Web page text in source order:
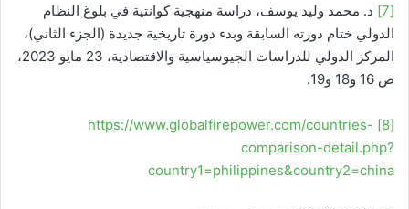
[7]
د. محمد وليد يوسف، دراسة منهجية كوانتية في بلوغ النظام
الدولي ختام دورته السابقة وبدء دورة تاريخية جديدة (الجزء الثاني)،
المركز الدولي للدراسات الجيوسياسية والاقتصادية، 23 مايو 2023،
ص 16 و18 و19.
[8]
https://www.globalfirepower.com/countries-
comparison-detail.php?
country1=philippines&country2=china